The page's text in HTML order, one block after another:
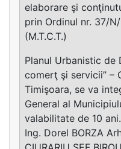
elaborare şi
prin Ordinul nr. 37/
(M.T.C.T.)
Planul Urbanistic de
comerţ şi servicii” –
Timişoara, se va
General al
valabilitate de 10 ani.
Ing. Dorel BORZA